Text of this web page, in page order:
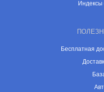
Индексы
Бесплатная